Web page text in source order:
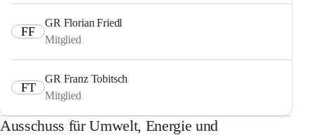
FF
GR Florian Friedl
Mitglied
FT
GR Franz Tobitsch
Mitglied
Ausschuss für Umwelt, Energie und